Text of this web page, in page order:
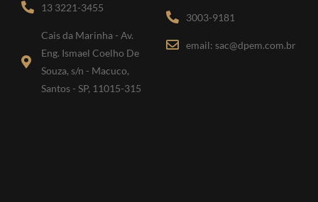
13 3221-3455
Cais da Marinha - Av.
Eng. Ismael Coelho De
Souza, s/n - Macuco,
Santos - SP, 11015-315
3003-9181
email: sac@dpem.com.br